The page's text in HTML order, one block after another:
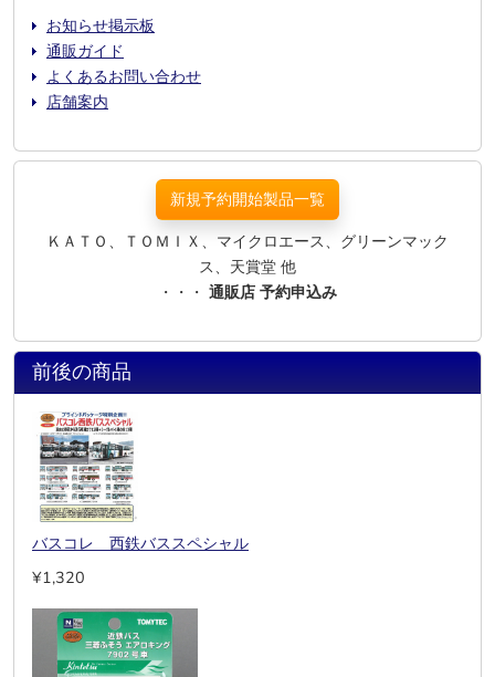
お知らせ掲示板
通販ガイド
よくあるお問い合わせ
店舗案内
新規予約開始製品一覧
ＫＡＴＯ、ＴＯＭＩＸ、マイクロエース、グリーンマック
ス、天賞堂 他
・・・ 通販店 予約申込み
前後の商品
バスコレ 西鉄バススペシャル
¥1,320